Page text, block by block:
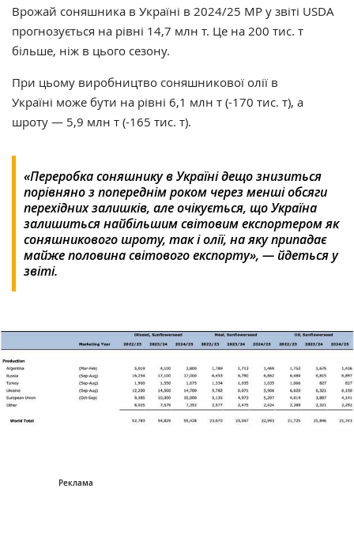
Врожай соняшника в Україні в 2024/25 МР у звіті USDA
прогнозується на рівні 14,7 млн т. Це на 200 тис. т
більше, ніж в цього сезону.
При цьому виробництво соняшникової олії в
Україні може бути на рівні 6,1 млн т (-170 тис. т), а
шроту — 5,9 млн т (-165 тис. т).
«Переробка соняшнику в Україні дещо знизиться
порівняно з попереднім роком через менші обсяги
перехідних залишків, але очікується, що Україна
залишиться найбільшим світовим експортером як
соняшникового шроту, так і олії, на яку припадає
майже половина світового експорту», — йдеться у
звіті.